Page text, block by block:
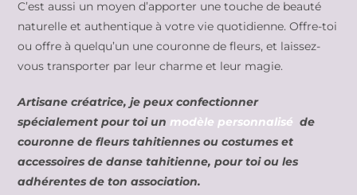
C’est aussi un moyen d’apporter une touche de beauté
naturelle et authentique à votre vie quotidienne. Offre-toi
ou offre à quelqu’un une couronne de fleurs, et laissez-
vous transporter par leur charme et leur magie.
Artisane créatrice, je peux confectionner
spécialement pour toi un modèle personnalisé de
couronne de fleurs tahitiennes ou costumes et
accessoires de danse tahitienne, pour toi ou les
adhérentes de ton association.